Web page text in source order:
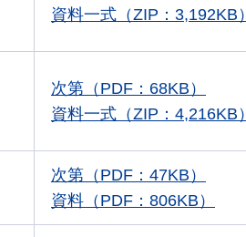
資料一式（ZIP：3,192KB）
次第（PDF：68KB）
資料一式（ZIP：4,216KB）
次第（PDF：47KB）
資料（PDF：806KB）